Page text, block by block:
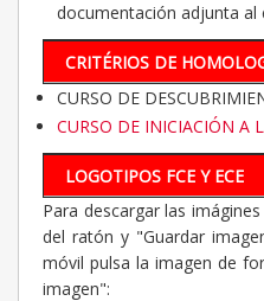
documentación adjunta al
CRITÉRIOS DE
CURSO DE
CURSO DE INICIACIÓN A
LOGOTIPOS FCE Y ECE
Para descargar las
del ratón y "Guardar
móvil pulsa la imagen de
imagen":